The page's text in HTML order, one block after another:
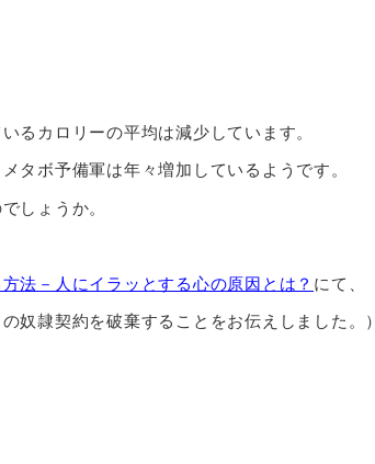
るカロリーの平均は減少しています。
タボ予備軍は年々増加しているようです。
しょうか。
法－人にイラッとする心の原因とは？ にて、
奴隷契約を破棄することをお伝えしました。）